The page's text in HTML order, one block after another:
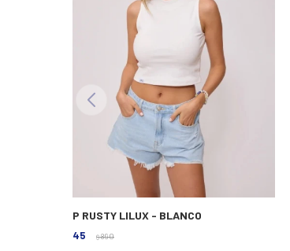
TOP RUSTY LILUX - BLANCO
445 $ 890